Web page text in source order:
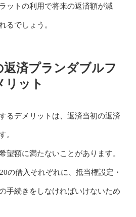
ットの利用で将来の返済額が減
るでしょう。
済プランダブルフ
リット
るデメリットは、返済当初の返済
。
望額に満たないことがあります。
の借入それぞれに、抵当権設定・
手続きをしなければいけないため